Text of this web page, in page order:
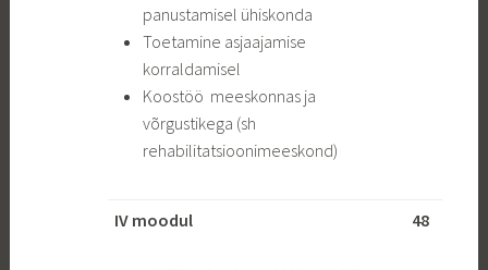
panustamisel ühiskonda
Toetamine asjaajamise
korraldamisel
Koostöö meeskonnas ja
võrgustikega (sh
rehabilitatsioonimeeskond)
IV moodul 48